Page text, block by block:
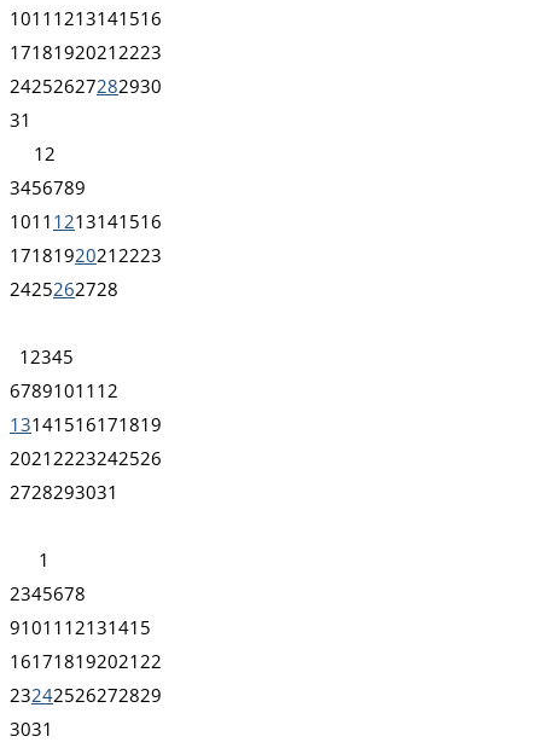
1011 1213141516
1718192021 2223
24252627282930
31
1 2
3456789
1011 1213141516
1718192021 2223
2425262728
1 2345
67891011 12
13141516171819
2021 2223242526
2728293031
1
2345678
91011 12131415
161718192021 22
23242526272829
3031